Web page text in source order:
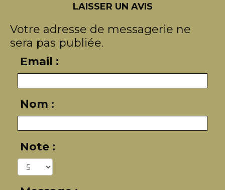
LAISSER UN AVIS
Votre adresse de messagerie ne
sera pas publiée.
Email :
Nom :
Note :